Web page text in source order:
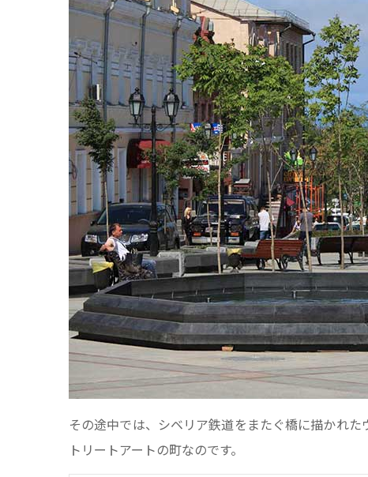
その途中では、シベリア鉄道をまたぐ橋に描かれ
トリートアートの町なのです。